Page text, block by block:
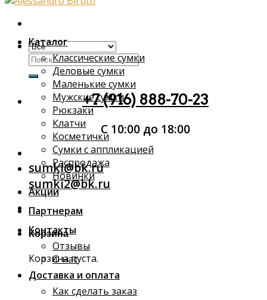
Искать:
+7 (916) 888-70-23
С 10:00 до 18:00
sumki@bk.ru
sumki2@bk.ru
Корзина
Корзина пуста.
Каталог
Классические сумки
Деловые сумки
Маленькие сумки
Мужские сумки
Рюкзаки
Клатчи
Косметички
Сумки с аппликацией
Распродажа
Новинки
Акции
Партнерам
Контакты
Отзывы
О нас
Доставка и оплата
Как сделать заказ